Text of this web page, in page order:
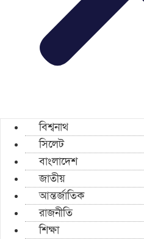
বিশ্বনাথ
সিলেট
বাংলাদেশ
জাতীয়
আন্তর্জাতিক
রাজনীতি
শিক্ষা